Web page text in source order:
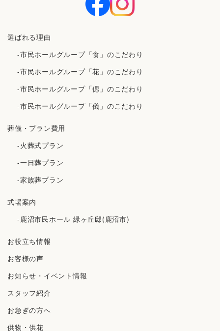
選ばれる理由
-市民ホールグループ「食」のこだわり
-市民ホールグループ「花」のこだわり
-市民ホールグループ「偲」のこだわり
-市民ホールグループ「儀」のこだわり
葬儀・プラン費用
-火葬式プラン
-一日葬プラン
-家族葬プラン
式場案内
-鹿沼市民ホール 緑ヶ丘邸(鹿沼市)
お役立ち情報
お客様の声
お知らせ・イベント情報
スタッフ紹介
お急ぎの方へ
供物・供花